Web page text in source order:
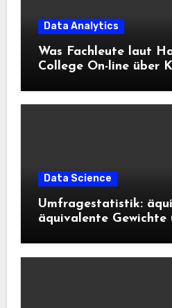
Data Analytics
Was Fachleute laut
College On-line über
Data Science
Umfragestatistik:
äquivalente Gewichte